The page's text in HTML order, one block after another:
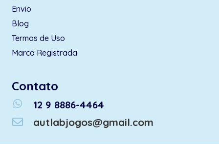
Envio
Blog
Termos de Uso
Marca Registrada
Contato
whatsapp
12 9 8886-4464
autlabjogos@gmail.com